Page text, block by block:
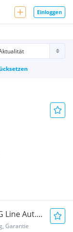
Einloggen
Line Aut.
Garantie